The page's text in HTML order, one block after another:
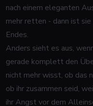
nach einem eleganten
mehr retten - dann ist
Endes.
Anders sieht es aus,
gerade komplett den
nicht mehr wisst, ob das
ob ihr zusammen seid,
ihr Angst vor dem